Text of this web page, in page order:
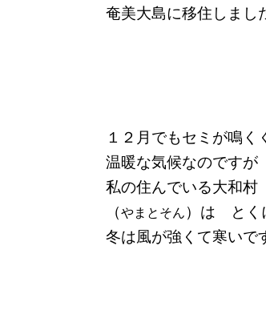
奄美大島に移住しまし
１２月でもセミが鳴く
温暖な気候なのですが
私の住んでいる大和村
（やまとそん）は とく
冬は風が強くて寒いで